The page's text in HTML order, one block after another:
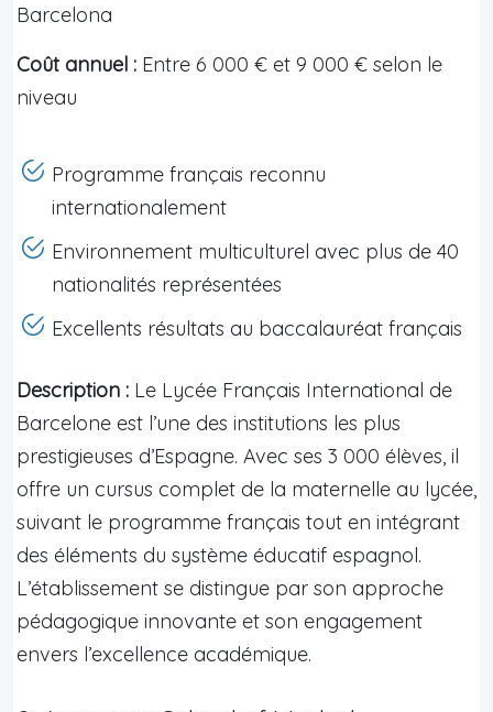
Barcelona
Coût annuel : Entre 6 000 € et 9 000 € selon le
niveau
Programme français reconnu
internationalement
Environnement multiculturel avec plus de 40
nationalités représentées
Excellents résultats au baccalauréat français
Description : Le Lycée Français International de
Barcelone est l’une des institutions les plus
prestigieuses d’Espagne. Avec ses 3 000 élèves, il
offre un cursus complet de la maternelle au lycée,
suivant le programme français tout en intégrant
des éléments du système éducatif espagnol.
L’établissement se distingue par son approche
pédagogique innovante et son engagement
envers l’excellence académique.